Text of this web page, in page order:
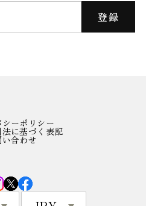
登録
ーポリシー
に基づく表記
い合わせ